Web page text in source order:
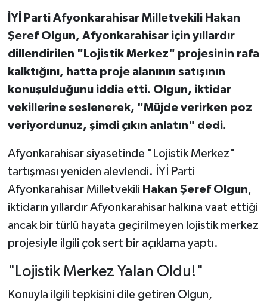
İYİ Parti Afyonkarahisar Milletvekili Hakan
Şeref Olgun, Afyonkarahisar için yıllardır
dillendirilen "Lojistik Merkez" projesinin rafa
kalktığını, hatta proje alanının satışının
konuşulduğunu iddia etti. Olgun, iktidar
vekillerine seslenerek, "Müjde verirken poz
veriyordunuz, şimdi çıkın anlatın" dedi.
Afyonkarahisar siyasetinde "Lojistik Merkez"
tartışması yeniden alevlendi. İYİ Parti
Afyonkarahisar Milletvekili Hakan Şeref Olgun,
iktidarın yıllardır Afyonkarahisar halkına vaat ettiği
ancak bir türlü hayata geçirilmeyen lojistik merkez
projesiyle ilgili çok sert bir açıklama yaptı.
"Lojistik Merkez Yalan Oldu!"
Konuyla ilgili tepkisini dile getiren Olgun,